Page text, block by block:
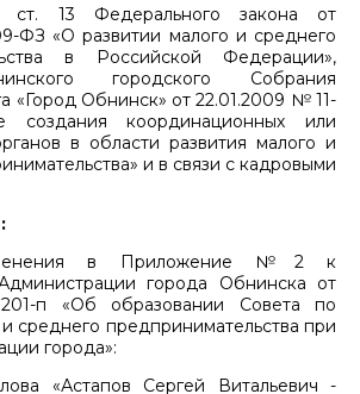
ст. 13 Федерального закона от
ФЗ «О развитии малого и среднего
в Российской Федерации»,
городского Собрания
«Город Обнинск» от 22.01.2009 № 11-
координационных или
в области развития малого и
и в связи с кадровыми
в Приложение №2 к
города Обнинска от
п «Об образовании Совета по
среднего предпринимательства при
города»:
«Астапов Сергей Витальевич -